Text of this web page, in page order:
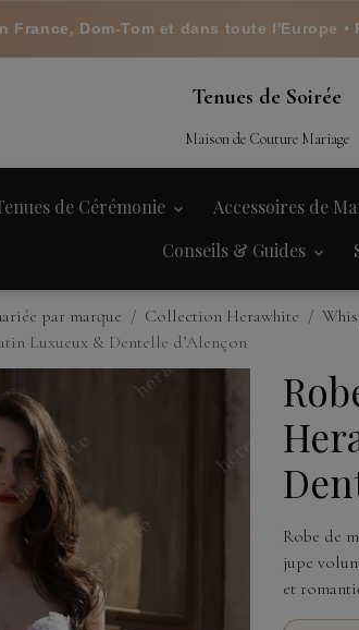
France, Dom-Tom et dans toute l'Europe
Tenues de Soirée
Maison de Couture Mariage
de Cérémonie Accessoires de
Conseils & Guides
par marque Collection Herawhite
Luxueux & Dentelle d’Alençon
Robe de
jupe
et